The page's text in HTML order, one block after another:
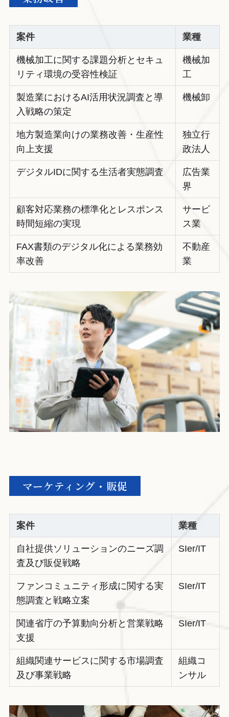
案件 業種
機械加工に関する課題分析とセキュ
リティ環境の受容性検証
機械加
工
製造業におけるAI活用状況調査と導
入戦略の策定
機械卸
地方製造業向けの業務改善・生産性
向上支援
独立行
政法人
デジタルIDに関する生活者実態調査
広告業
界
顧客対応業務の標準化とレスポンス
時間短縮の実現
サービ
ス業
FAX書類のデジタル化による業務効
率改善
不動産
業
マーケティング・販促
案件 業種
自社提供ソリューションのニーズ調
査及び販促戦略
SIer/IT
ファンコミュニティ形成に関する実
態調査と戦略立案
SIer/IT
関連省庁の予算動向分析と営業戦略
支援
SIer/IT
組織関連サービスに関する市場調査
及び事業戦略
組織コ
ンサル